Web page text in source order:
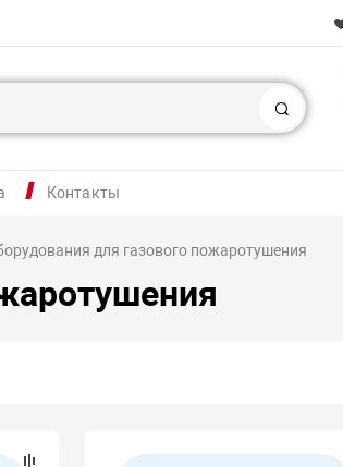
Поиск
Контакты
для газового пожаротушения